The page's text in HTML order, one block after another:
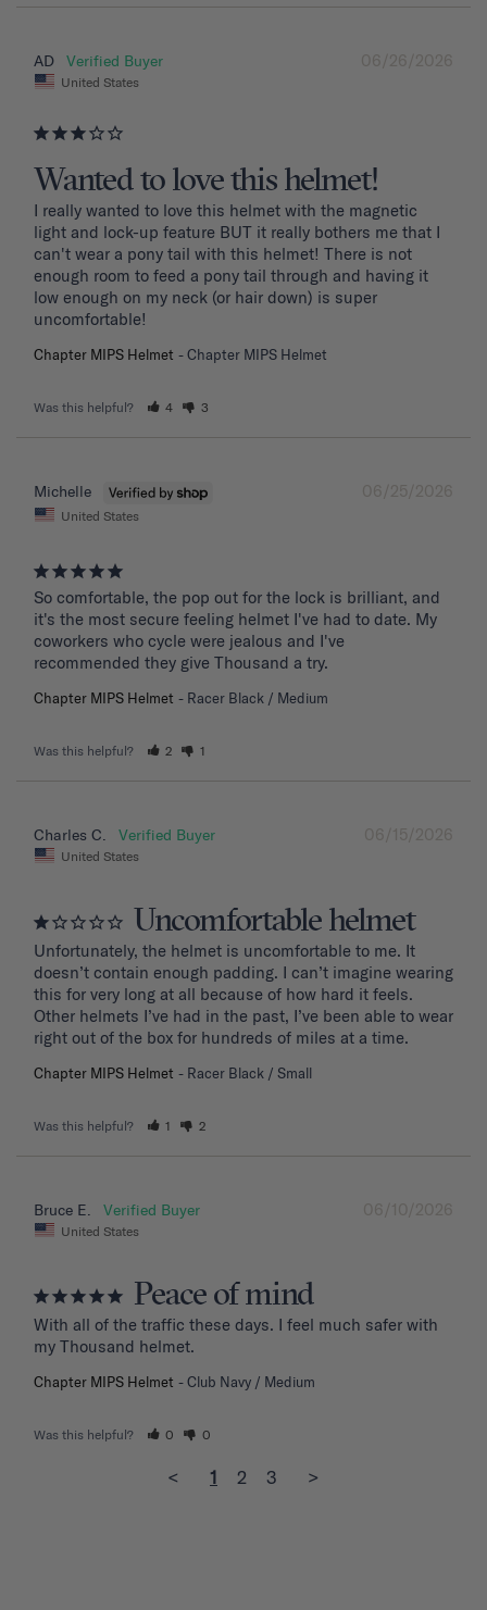
06/26/2026
AD
United States
Wanted to love this helmet!
I really wanted to love this helmet with the magnetic
light and lock-up feature BUT it really bothers me that I
can't wear a pony tail with this helmet! There is not
enough room to feed a pony tail through and having it
low enough on my neck (or hair down) is super
uncomfortable!
Chapter MIPS Helmet Chapter MIPS Helmet
Was this helpful? 4 3
06/25/2026
Michelle
United States
So comfortable, the pop out for the lock is brilliant, and
it's the most secure feeling helmet I've had to date. My
coworkers who cycle were jealous and I've
recommended they give Thousand a try.
Chapter MIPS Helmet Racer Black / Medium
Was this helpful? 2 1
06/15/2026
Charles C.
United States
Uncomfortable helmet
Unfortunately, the helmet is uncomfortable to me. It
doesn’t contain enough padding. I can’t imagine wearing
this for very long at all because of how hard it feels.
Other helmets I’ve had in the past, I’ve been able to wear
right out of the box for hundreds of miles at a time.
Chapter MIPS Helmet Racer Black / Small
Was this helpful? 1 2
06/10/2026
Bruce E.
United States
Peace of mind
With all of the traffic these days. I feel much safer with
my Thousand helmet.
Chapter MIPS Helmet Club Navy / Medium
Was this helpful? 0 0
< 1 2 3 >